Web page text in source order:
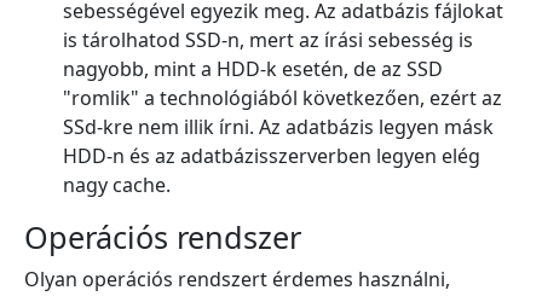
sebességével egyezik meg. Az adatbázis fájlokat
is tárolhatod SSD-n, mert az írási sebesség is
nagyobb, mint a HDD-k esetén, de az SSD
"romlik" a technológiából következően, ezért az
SSd-kre nem illik írni. Az adatbázis legyen másk
HDD-n és az adatbázisszerverben legyen elég
nagy cache.
Operációs rendszer
Olyan operációs rendszert érdemes használni,